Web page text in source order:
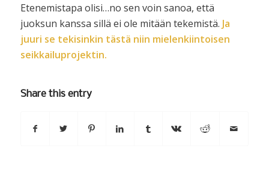
Etenemistapa olisi…no sen voin sanoa, että
juoksun kanssa sillä ei ole mitään tekemistä. Ja
juuri se tekisinkin tästä niin mielenkiintoisen
seikkailuprojektin.
Share this entry